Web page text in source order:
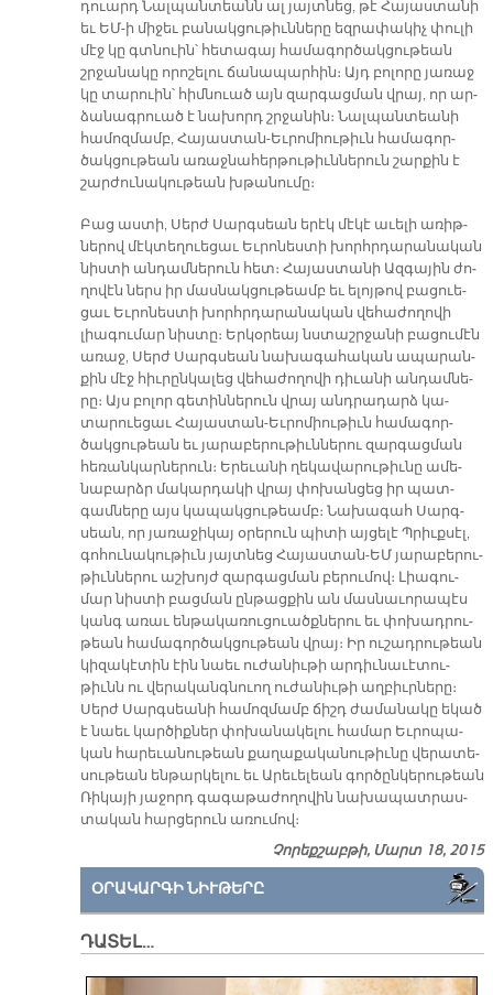
դուարդ Նալ­պան­տեանն ալ յայտ­նեց, թէ Հա­յաս­տա­նի
եւ ԵՄ-ի մի­ջեւ բա­նակ­ցու­թիւն­նե­րը եզ­րա­փա­կիչ փու­լի
մէջ կը գտնուին՝ հե­տա­գայ հա­մա­գոր­ծակ­ցու­թեան
շրջա­նա­կը ո­րո­շե­լու ճա­նա­պար­հին։ Այդ բո­լո­րը յա­ռաջ
կը տա­րուին՝ հիմ­նուած այն զար­գաց­ման վրայ, որ ար­
ձա­նագ­րուած է նա­խորդ շրջա­նին։ Նալ­պան­տեա­նի
հա­մոզ­մամբ, Հա­յաս­տան-Եւ­րո­միու­թիւն հա­մա­գոր­
ծակ­ցու­թեան ա­ռաջ­նա­հեր­թու­թիւն­նե­րուն շար­քին է
շար­ժու­նա­կու­թեան խթա­նու­մը։
Բաց աս­տի, Սերժ Սարգ­սեան ե­րէկ մէ­կէ ա­ւե­լի ա­ռիթ­
նե­րով մէկ­տե­ղուե­ցաւ Եւ­րո­նես­տի խորհր­դա­րա­նա­կան
նիս­տի ան­դամ­նե­րուն հետ։ Հա­յաս­տա­նի Ազ­գա­յին ժո­
ղո­վէն ներս իր մաս­նակ­ցու­թեամբ եւ ե­լոյ­թով բա­ցուե­
ցաւ Եւ­րո­նես­տի խորհր­դա­րա­նա­կան վե­հա­ժո­ղո­վի
լիա­գու­մար նիս­տը։ Եր­կօ­րեայ նստաշր­ջա­նի բա­ցու­մէն
ա­ռաջ, Սերժ Սարգ­սեան նա­խա­գա­հա­կան ա­պա­րան­
քին մէջ հիւ­րըն­կա­լեց վե­հա­ժո­ղո­վի դի­ւա­նի ան­դամ­նե­
րը։ Այս բո­լոր գե­տին­նե­րուն վրայ անդ­րա­դարձ կա­
տարուե­ցաւ Հա­յաս­տան-Եւ­րո­միու­թիւն հա­մա­գոր­
ծակ­ցու­թեան եւ յա­րա­բե­րու­թիւն­նե­րու զար­գաց­ման
հե­ռան­կար­նե­րուն։ Ե­րե­ւա­նի ղե­կա­վա­րու­թիւ­նը ա­մե­
նա­բարձր մա­կար­դա­կի վրայ փո­խան­ցեց իր պատ­
գամ­նե­րը այս կա­պակ­ցու­թեամբ։ Նա­խա­գահ Սարգ­
սեան, որ յա­ռա­ջի­կայ օ­րե­րուն պի­տի այ­ցե­լէ Պրիւք­սէլ,
գո­հու­նա­կու­թիւն յայտ­նեց Հա­յաս­տան-ԵՄ յա­րա­բե­րու­
թիւն­նե­րու աշ­խոյժ զար­գաց­ման բե­րու­մով։ Լիա­գու­
մար նիս­տի բաց­ման ըն­թաց­քին ան մաս­նա­ւո­րա­պէս
կանգ ա­ռաւ են­թա­կա­ռու­ցուածք­նե­րու եւ փո­խադ­րու­
թեան հա­մա­գոր­ծակ­ցու­թեան վրայ։ Իր ու­շադ­րու­թեան
կի­զա­կէ­տին էին նաեւ ու­ժա­նիւ­թի ար­դիւ­նա­ւէ­տու­
թիւնն ու վե­րա­կանգնուող ու­ժա­նիւ­թի աղ­բիւր­նե­րը։
Սերժ Սարգ­սեա­նի հա­մոզ­մամբ ճիշդ ժա­մա­նա­կը ե­կած
է նաեւ կար­ծիք­ներ փո­խա­նա­կե­լու հա­մար Եւ­րո­պա­
կան հա­րե­ւա­նու­թեան քա­ղա­քա­կա­նու­թիւ­նը վե­րա­տե­
սու­թեան են­թար­կե­լու եւ Ա­րե­ւե­լեան գոր­ծըն­կե­րու­թեան
Ռի­կա­յի յա­ջորդ գա­գա­թա­ժո­ղո­վին նա­խա­պատ­րաս­
տա­կան հար­ցե­րուն ա­ռու­մով։
Չորեքշաբթի, Մարտ 18, 2015
ՕՐԱԿԱՐԳԻ ՆԻՒԹԵՐԸ
ԴԱՏԵԼ…